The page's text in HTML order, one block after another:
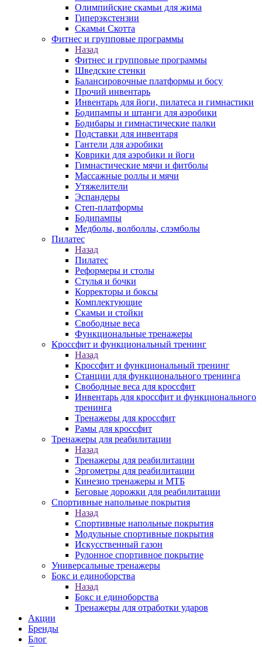
Олимпийские скамьи для жима
Гиперэкстензии
Скамьи Скотта
Фитнес и групповые программы
Назад
Фитнес и групповые программы
Шведские стенки
Балансировочные платформы и босу
Прочий инвентарь
Инвентарь для йоги, пилатеса и гимнастики
Бодипампы и штанги для аэробики
Бодибары и гимнастические палки
Подставки для инвентаря
Гантели для аэробики
Коврики для аэробики и йоги
Гимнастические мячи и фитболы
Массажные роллы и мячи
Утяжелители
Эспандеры
Степ-платформы
Бодипампы
Медболы, волболлы, слэмболы
Пилатес
Назад
Пилатес
Реформеры и столы
Стулья и бочки
Корректоры и боксы
Комплектующие
Скамьи и стойки
Свободные веса
Функциональные тренажеры
Кроссфит и функциональный тренинг
Назад
Кроссфит и функциональный тренинг
Станции для функционального тренинга
Свободные веса для кроссфит
Инвентарь для кроссфит и функционального
тренинга
Тренажеры для кроссфит
Рамы для кроссфит
Тренажеры для реабилитации
Назад
Тренажеры для реабилитации
Эргометры для реабилитации
Кинезио тренажеры и МТБ
Беговые дорожки для реабилитации
Спортивные напольные покрытия
Назад
Спортивные напольные покрытия
Модульные спортивные покрытия
Искусственный газон
Рулонное спортивное покрытие
Универсальные тренажеры
Бокс и единоборства
Назад
Бокс и единоборства
Тренажеры для отработки ударов
Акции
Бренды
Блог